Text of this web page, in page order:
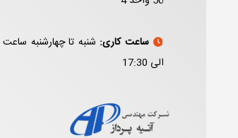
ساعت کاری:
الی 17:30